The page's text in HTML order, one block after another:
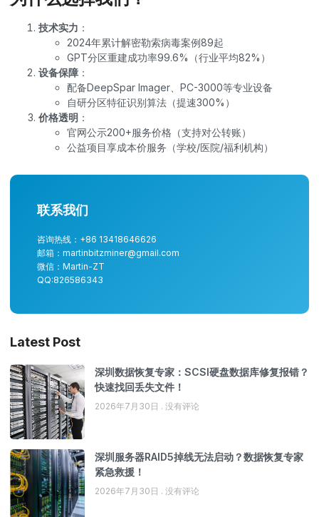
技术实力 ：
2024年累计解密勒索病毒案例89起
GPT分区重建成功率99.6%（行业平均82%）
设备保障 ：
配备DeepSpar Imager、PC-3000等专业设备
自研分区特征识别算法（提速300%）
价格透明 ：
官网公示200+服务价格（支持对公转账）
公益项目享成本价服务（学校/医院/福利机构）
联系我们
咨询热线：+86 13418646626
邮箱：martinbitzminer@gmail.com
微信：Martin-ZT
QQ:826586343
Latest Post
深圳数据恢复专家：SCSI硬盘数据库修复报错？
快速找回丢失文件！
2026年7月30日 没有评论
深圳服务器RAID5掉线无法启动？数据恢复专家
紧急救援！
2026年7月30日 没有评论